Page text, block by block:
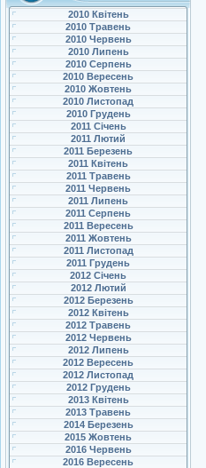
2010 Квітень
2010 Травень
2010 Червень
2010 Липень
2010 Серпень
2010 Вересень
2010 Жовтень
2010 Листопад
2010 Грудень
2011 Січень
2011 Лютий
2011 Березень
2011 Квітень
2011 Травень
2011 Червень
2011 Липень
2011 Серпень
2011 Вересень
2011 Жовтень
2011 Листопад
2011 Грудень
2012 Січень
2012 Лютий
2012 Березень
2012 Квітень
2012 Травень
2012 Червень
2012 Липень
2012 Вересень
2012 Листопад
2012 Грудень
2013 Квітень
2013 Травень
2014 Березень
2015 Жовтень
2016 Червень
2016 Вересень